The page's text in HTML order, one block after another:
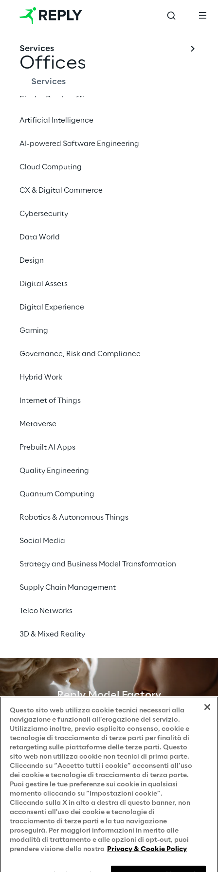
Services
Services
Artificial Intelligence
AI-powered Software Engineering
Cloud Computing
CX & Digital Commerce
Cybersecurity
Data World
Design
Digital Assets
Digital Experience
Gaming
Governance, Risk and Compliance
Hybrid Work
Internet of Things
Metaverse
Prebuilt AI Apps
Quality Engineering
Quantum Computing
Robotics & Autonomous Things
Social Media
Strategy and Business Model Transformation
Supply Chain Management
Telco Networks
3D & Mixed Reality
Reply Model Factory
Scopri di più
Offices
Find a Reply office near you.
View office locations
We are
Company Profile
Privacy & Cookie Policy
Privacy Notice(Candidato)
Privacy Notice(Fornitore)
Privacy Notice (Marketing)
Accessibilità
Careers
Contacts
Questo sito web utilizza cookie tecnici necessari alla
navigazione e funzionali all’erogazione del servizio.
Utilizziamo inoltre, previo esplicito consenso, cookie e
tecnologie di tracciamento di terze parti per finalità di
retargeting sulle piattaforme delle terze parti. Questo
sito web non utilizza cookie non tecnici di prima parte.
Cliccando su “Accetto tutti i cookie” acconsenti all’uso
dei cookie e tecnologie di tracciamento di terza parte.
Puoi gestire le tue preferenze sui cookie in qualsiasi
momento cliccando su “Impostazioni cookie”.
Cliccando sulla X in alto a destra di questo banner, non
acconsenti all'uso dei cookie e tecnologie di
tracciamento di terze parti e la tua navigazione
proseguirà. Per maggiori informazioni in merito alle
modalità di trattamento e alle opzioni di opt-out, puoi
prendere visione della nostra Privacy & Cookie Policy